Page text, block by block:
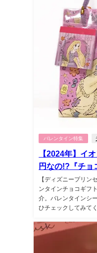
バレンタイン特集
【2024年】イ
円なの!?『チ
【ディズニープリン
ンタインチョコギフ
介。バレンタインシ
ひチェックしてみて